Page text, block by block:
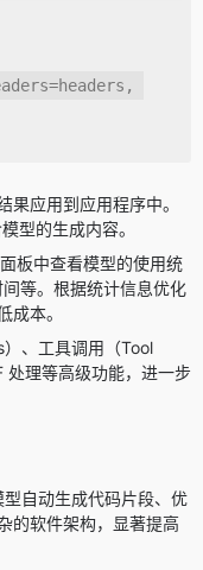
=headers ,
果应用到应用程序中。
型的生成内容。
板中查看模型的使用统
等。根据统计信息优化
成本。
、工具调用（Tool
处理等高级功能，进一步
型自动生成代码片段、优
的软件架构，显著提高